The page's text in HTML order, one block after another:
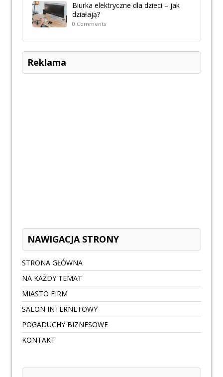
Biurka elektryczne dla dzieci – jak
działają?
0 Comments
Reklama
NAWIGACJA STRONY
STRONA GŁÓWNA
NA KAŻDY TEMAT
MIASTO FIRM
SALON INTERNETOWY
POGADUCHY BIZNESOWE
KONTAKT